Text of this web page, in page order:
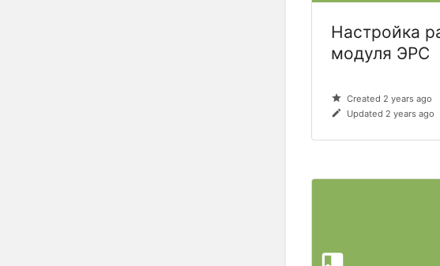
Настройка
модуля ЭРС
Created 2 years ago
Updated 2 years ago